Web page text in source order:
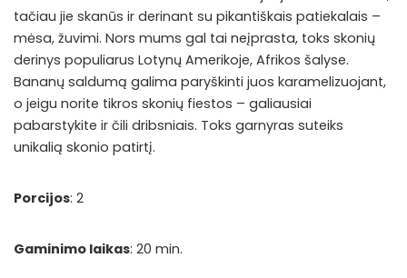
tačiau jie skanūs ir derinant su pikantiškais patiekalais –
mėsa, žuvimi. Nors mums gal tai neįprasta, toks skonių
derinys populiarus Lotynų Amerikoje, Afrikos šalyse.
Bananų saldumą galima paryškinti juos karamelizuojant,
o jeigu norite tikros skonių fiestos – galiausiai
pabarstykite ir čili dribsniais. Toks garnyras suteiks
unikalią skonio patirtį.
Porcijos: 2
Gaminimo laikas: 20 min.